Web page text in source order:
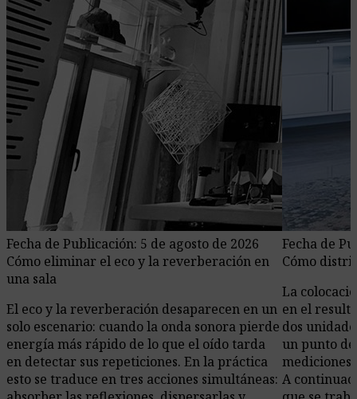
Fecha de Publicación: 5 de agosto de 2026
Cómo eliminar el eco y la reverberación en
una sala
El eco y la reverberación desaparecen en un
solo escenario: cuando la onda sonora pierde
energía más rápido de lo que el oído tarda
en detectar sus repeticiones. En la práctica
esto se traduce en tres acciones simultáneas:
Fecha de
Cómo
La
en el
dos
un punto
mediciones
A